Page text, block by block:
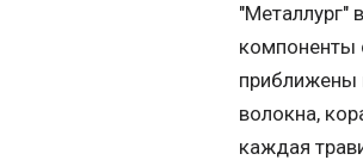
"Металлург"
компоненты
приближены
волокна,
каждая